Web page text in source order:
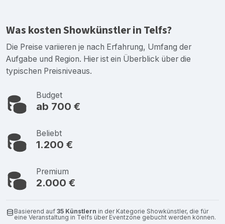
Was kosten Showkünstler in Telfs?
Die Preise variieren je nach Erfahrung, Umfang der
Aufgabe und Region. Hier ist ein Überblick über die
typischen Preisniveaus.
Budget
ab 700 €
Beliebt
1.200 €
Premium
2.000 €
Basierend auf 35 Künstlern in der Kategorie Showkünstler, die für
eine Veranstaltung in Telfs über Eventzone gebucht werden können.